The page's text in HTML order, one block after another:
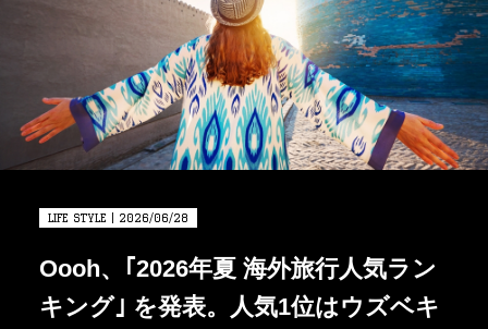
LIFE STYLE | 2026/06/28
Oooh、｢2026年夏 海外旅行人気ラン
キング｣ を発表。人気1位はウズベキ